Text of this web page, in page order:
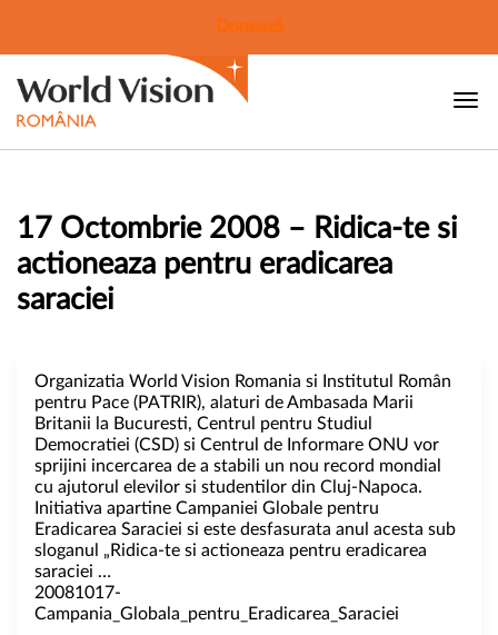
Donează
17 Octombrie 2008 – Ridica-te si
actioneaza pentru eradicarea
saraciei
Organizatia World Vision Romania si Institutul Român
pentru Pace (PATRIR), alaturi de Ambasada Marii
Britanii la Bucuresti, Centrul pentru Studiul
Democratiei (CSD) si Centrul de Informare ONU vor
sprijini incercarea de a stabili un nou record mondial
cu ajutorul elevilor si studentilor din Cluj-Napoca.
Initiativa apartine Campaniei Globale pentru
Eradicarea Saraciei si este desfasurata anul acesta sub
sloganul „Ridica-te si actioneaza pentru eradicarea
saraciei …
20081017-
Campania_Globala_pentru_Eradicarea_Saraciei